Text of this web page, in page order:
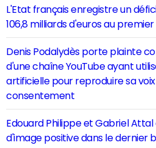
L'Etat français enregistre un
106,8 milliards d'euros au
Denis Podalydès porte plainte
d'une chaîne YouTube ayant
artificielle pour reproduire sa voix
consentement
Edouard Philippe et Gabriel Attal
d'image positive dans le dernier